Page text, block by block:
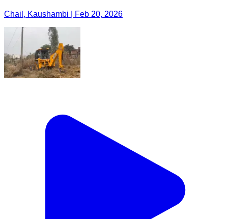
Chail, Kaushambi | Feb 20, 2026